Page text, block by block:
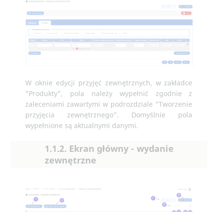
W oknie edycji przyjęć zewnętrznych, w zakładce
"Produkty", pola należy wypełnić zgodnie z
zaleceniami zawartymi w podrozdziale "Tworzenie
przyjęcia zewnętrznego". Domyślnie pola
wypełnione są aktualnymi danymi.
1.1.2. Ekran główny - wydanie
zewnętrzne